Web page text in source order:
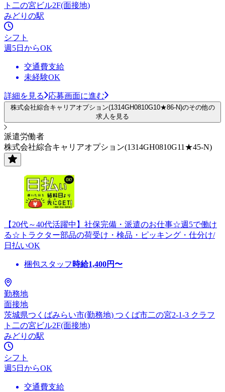
ト二の宮ビル2F(面接地)
みどりの駅
シフト
週5日からOK
交通費支給
未経験OK
詳細を見る 応募画面に進む
株式会社綜合キャリアオプション(1314GH0810G10★86-N)のその他の
求人を見る
派遣労働者
株式会社綜合キャリアオプション(1314GH0810G11★45-N)
【20代～40代活躍中】社保完備・派遣のお仕事☆週5で働け
る☆トラクター部品の荷受け・検品・ピッキング・仕分け/
日払いOK
梱包スタッフ 時給1,400円〜
勤務地
面接地
茨城県つくばみらい市(勤務地) つくば市二の宮2-1-3 クラフ
ト二の宮ビル2F(面接地)
みどりの駅
シフト
週5日からOK
交通費支給